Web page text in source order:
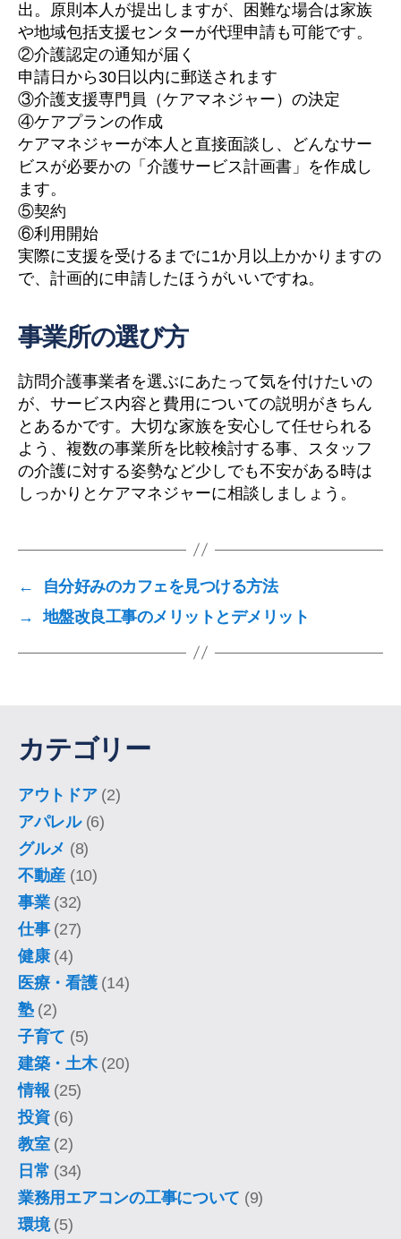
出。原則本人が提出しますが、困難な場合は家族
や地域包括支援センターが代理申請も可能です。
②介護認定の通知が届く
申請日から30日以内に郵送されます
③介護支援専門員（ケアマネジャー）の決定
④ケアプランの作成
ケアマネジャーが本人と直接面談し、どんなサー
ビスが必要かの「介護サービス計画書」を作成し
ます。
⑤契約
⑥利用開始
実際に支援を受けるまでに1か月以上かかりますの
で、計画的に申請したほうがいいですね。
事業所の選び方
訪問介護事業者を選ぶにあたって気を付けたいの
が、サービス内容と費用についての説明がきちん
とあるかです。大切な家族を安心して任せられる
よう、複数の事業所を比較検討する事、スタッフ
の介護に対する姿勢など少しでも不安がある時は
しっかりとケアマネジャーに相談しましょう。
←
自分好みのカフェを見つける方法
→
地盤改良工事のメリットとデメリット
カテゴリー
アウトドア(2)
アパレル(6)
グルメ (8)
不動産 (10)
事業(32)
仕事(27)
健康(4)
医療・看護(14)
塾(2)
子育て (5)
建築・土木(20)
情報 (25)
投資(6)
教室(2)
日常 (34)
業務用エアコンの工事について (9)
環境(5)